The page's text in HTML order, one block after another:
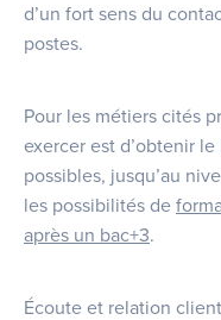
d’un fort sens du
postes.
Pour les métiers cités
exercer est d’obtenir
possibles, jusqu’au
les possibilités de
après un bac+3.
Écoute et relation